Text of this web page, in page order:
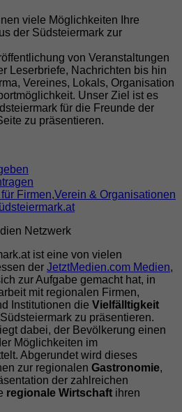
viele Möglichkeiten Ihre
der Südsteiermark zur
von Veranstaltungen
Leserbriefe, Nachrichten bis hin
Vereines, Lokals, Organisation
Unser Ziel ist es
für die Freunde der
zu präsentieren.
Firmen,Verein & Organisationen
Netzwerk
ist eine von vielen
der JetztMedien.com Medien,
zur Aufgabe gemacht hat, in
mit regionalen Firmen,
Institutionen die Vielfälltigkeit
zu präsentieren.
dabei, der Bevölkerung einen
Möglichkeiten im
Abgerundet wird dieses
zur regionalen Gastronomie,
der zahlreichen
regionale Wirtschaft ihren